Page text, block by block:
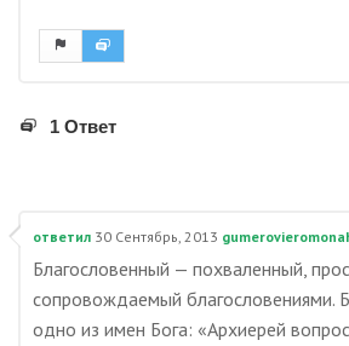
1 Ответ
ответил 30 Сентябрь, 2013
Благословенный — похваленный,
сопровождаемый благословениями.
одно из имен Бога: «Архиерей